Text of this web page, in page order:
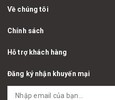
Về chúng tôi
Chính sách
Hỗ trợ khách hàng
Đăng ký nhận khuyến mại